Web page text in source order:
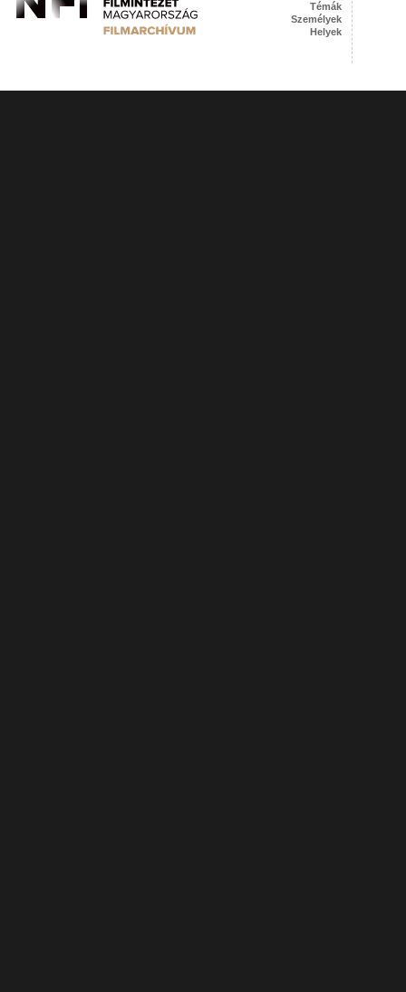
Témák
Személyek
Helyek